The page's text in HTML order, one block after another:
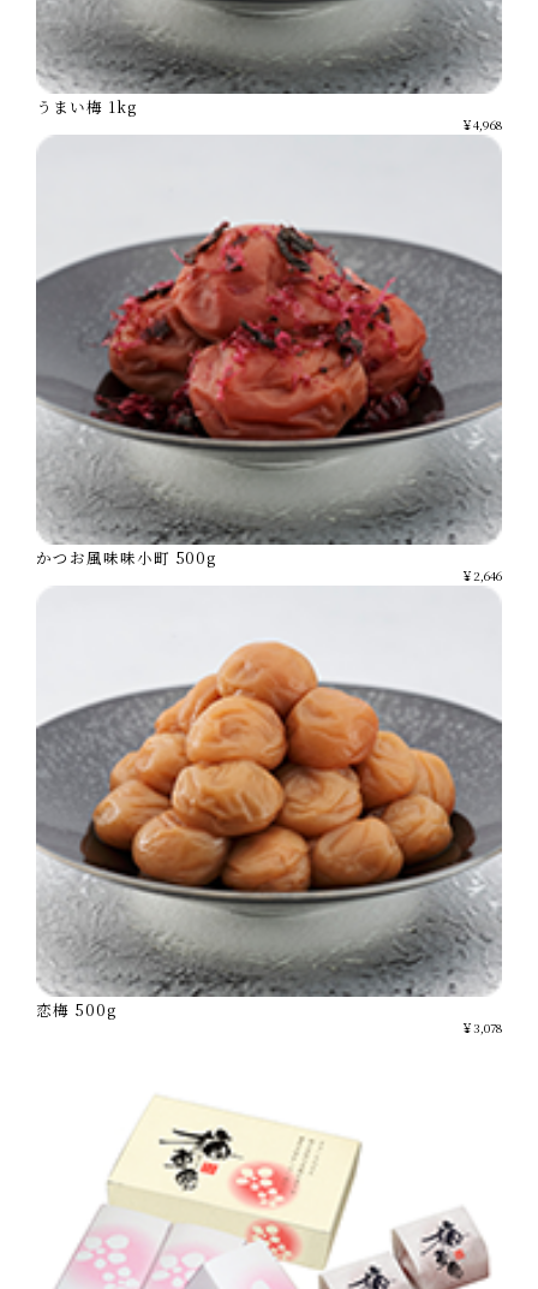
うまい梅 1kg
￥4,968
かつお風味味小町 500g
￥2,646
恋梅 500g
￥3,078